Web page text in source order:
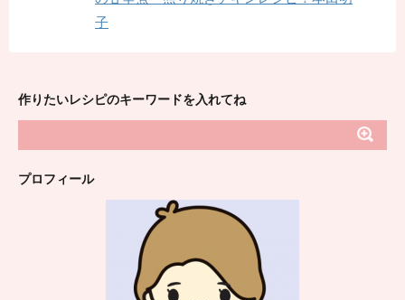
子
作りたいレシピのキーワードを入れてね
プロフィール